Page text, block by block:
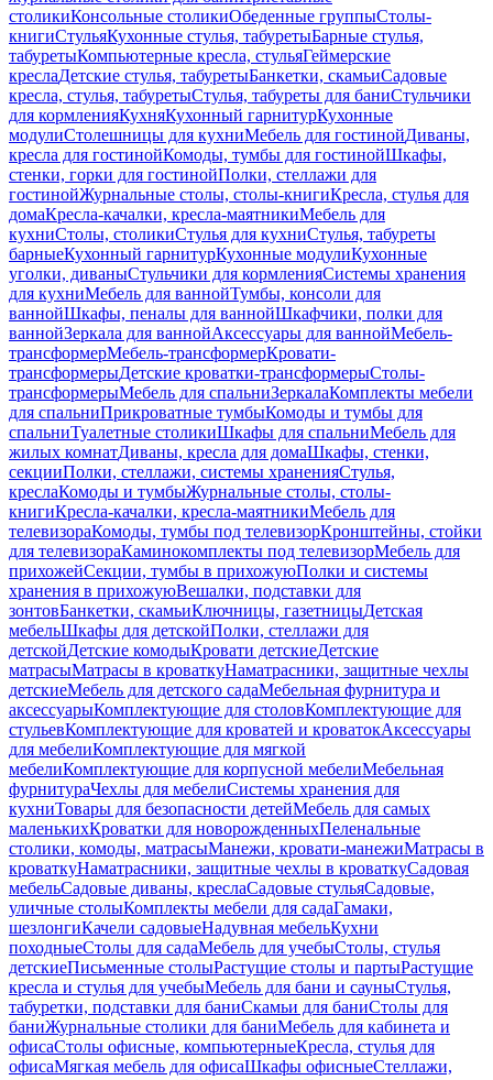
столикиКонсольные столикиОбеденные группыСтолы-
книгиСтульяКухонные стулья, табуретыБарные стулья,
табуретыКомпьютерные кресла, стульяГеймерские
креслаДетские стулья, табуретыБанкетки, скамьиСадовые
кресла, стулья, табуретыСтулья, табуреты для баниСтульчики
для кормленияКухняКухонный гарнитурКухонные
модулиСтолешницы для кухниМебель для гостинойДиваны,
кресла для гостинойКомоды, тумбы для гостинойШкафы,
стенки, горки для гостинойПолки, стеллажи для
гостинойЖурнальные столы, столы-книгиКресла, стулья для
домаКресла-качалки, кресла-маятникиМебель для
кухниСтолы, столикиСтулья для кухниСтулья, табуреты
барныеКухонный гарнитурКухонные модулиКухонные
уголки, диваныСтульчики для кормленияСистемы хранения
для кухниМебель для ваннойТумбы, консоли для
ваннойШкафы, пеналы для ваннойШкафчики, полки для
ваннойЗеркала для ваннойАксессуары для ваннойМебель-
трансформерМебель-трансформерКровати-
трансформерыДетские кроватки-трансформерыСтолы-
трансформерыМебель для спальниЗеркалаКомплекты мебели
для спальниПрикроватные тумбыКомоды и тумбы для
спальниТуалетные столикиШкафы для спальниМебель для
жилых комнатДиваны, кресла для домаШкафы, стенки,
секцииПолки, стеллажи, системы храненияСтулья,
креслаКомоды и тумбыЖурнальные столы, столы-
книгиКресла-качалки, кресла-маятникиМебель для
телевизораКомоды, тумбы под телевизорКронштейны, стойки
для телевизораКаминокомплекты под телевизорМебель для
прихожейСекции, тумбы в прихожуюПолки и системы
хранения в прихожуюВешалки, подставки для
зонтовБанкетки, скамьиКлючницы, газетницыДетская
мебельШкафы для детскойПолки, стеллажи для
детскойДетские комодыКровати детскиеДетские
матрасыМатрасы в кроваткуНаматрасники, защитные чехлы
детскиеМебель для детского садаМебельная фурнитура и
аксессуарыКомплектующие для столовКомплектующие для
стульевКомплектующие для кроватей и кроватокАксессуары
для мебелиКомплектующие для мягкой
мебелиКомплектующие для корпусной мебелиМебельная
фурнитураЧехлы для мебелиСистемы хранения для
кухниТовары для безопасности детейМебель для самых
маленькихКроватки для новорожденныхПеленальные
столики, комоды, матрасыМанежи, кровати-манежиМатрасы в
кроваткуНаматрасники, защитные чехлы в кроваткуСадовая
мебельСадовые диваны, креслаСадовые стульяСадовые,
уличные столыКомплекты мебели для садаГамаки,
шезлонгиКачели садовыеНадувная мебельКухни
походныеСтолы для садаМебель для учебыСтолы, стулья
детскиеПисьменные столыРастущие столы и партыРастущие
кресла и стулья для учебыМебель для бани и сауныСтулья,
табуретки, подставки для баниСкамьи для баниСтолы для
баниЖурнальные столики для баниМебель для кабинета и
офисаСтолы офисные, компьютерныеКресла, стулья для
офисаМягкая мебель для офисаШкафы офисныеСтеллажи,